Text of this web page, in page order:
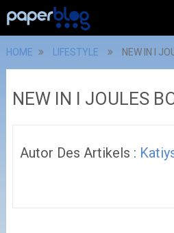
HOME LIFESTYLE NEW IN I
NEW IN I JOULES
Autor Des Artikels :